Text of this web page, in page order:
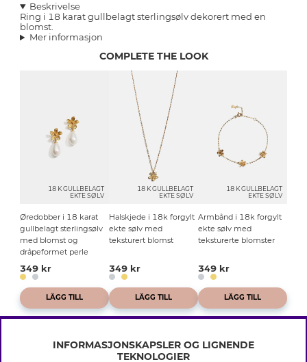
Beskrivelse
Ring i 18 karat gullbelagt sterlingsølv dekorert med en
blomst.
Mer informasjon
COMPLETE THE LOOK
18 K GULLBELAGT
EKTE SØLV
Øredobber i 18 karat
gullbelagt sterlingsølv
med blomst og
dråpeformet perle
349 kr
LÄGG TILL
18 K GULLBELAGT
EKTE SØLV
Halskjede i 18k forgylt
ekte sølv med
teksturert blomst
349 kr
LÄGG TILL
18 K GULLBELAGT
EKTE SØLV
Armbånd i 18k forgylt
ekte sølv med
teksturerte blomster
349 kr
LÄGG TILL
INFORMASJONSKAPSLER OG LIGNENDE
TEKNOLOGIER